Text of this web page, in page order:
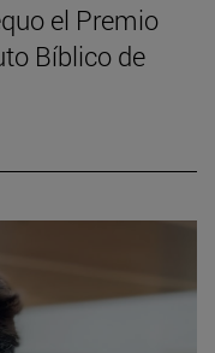
el Premio
Bíblico de